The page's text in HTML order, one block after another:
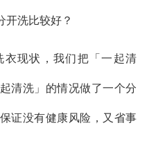
开洗比较好？
现状，我们把「一起清
清洗」的情况做了一个分
证没有健康风险，又省事